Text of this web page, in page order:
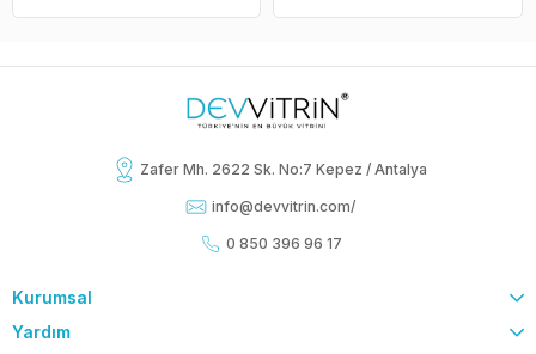
Zafer Mh. 2622 Sk. No:7 Kepez / Antalya
info@devvitrin.com/
0 850 396 96 17
Kurumsal
Yardım